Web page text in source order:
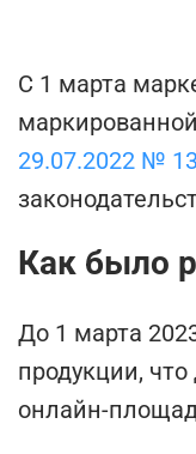
С 1 марта
29.07.2022 №
Как было
До 1 марта
продукции,
онлайн-